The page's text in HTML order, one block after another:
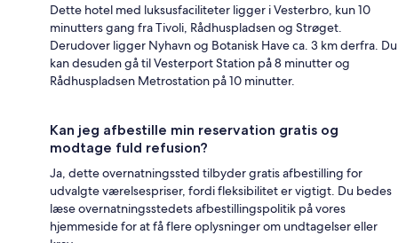
Dette hotel med luksusfaciliteter ligger i Vesterbro, kun 10
minutters gang fra Tivoli, Rådhuspladsen og Strøget.
Derudover ligger Nyhavn og Botanisk Have ca. 3 km derfra. Du
kan desuden gå til Vesterport Station på 8 minutter og
Rådhuspladsen Metrostation på 10 minutter.
Kan jeg afbestille min reservation gratis og
modtage fuld refusion?
Ja, dette overnatningssted tilbyder gratis afbestilling for
udvalgte værelsespriser, fordi fleksibilitet er vigtigt. Du bedes
læse overnatningsstedets afbestillingspolitik på vores
hjemmeside for at få flere oplysninger om undtagelser eller